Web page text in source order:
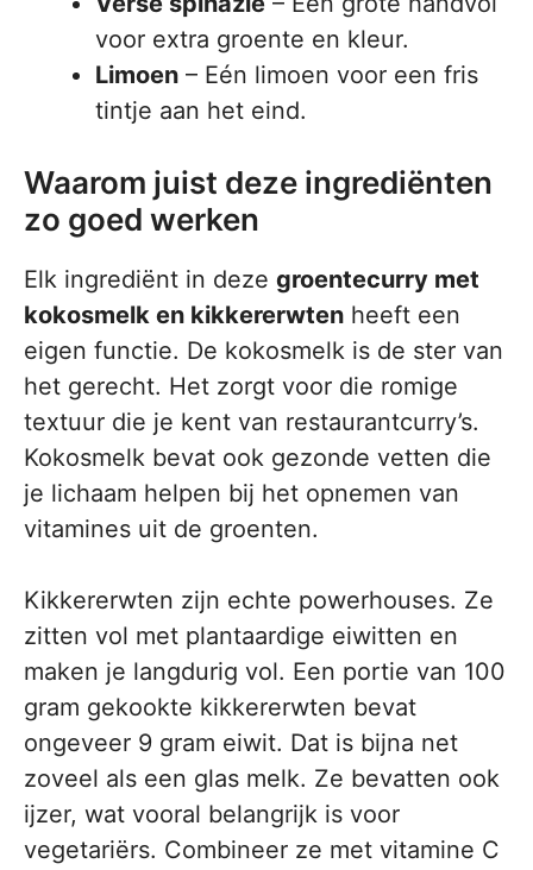
voor extra groente en kleur.
Limoen – Eén limoen voor een fris
tintje aan het eind.
Waarom juist deze ingrediënten
zo goed werken
Elk ingrediënt in deze groentecurry met
kokosmelk en kikkererwten heeft een
eigen functie. De kokosmelk is de ster van
het gerecht. Het zorgt voor die romige
textuur die je kent van restaurantcurry’s.
Kokosmelk bevat ook gezonde vetten die
je lichaam helpen bij het opnemen van
vitamines uit de groenten.
Kikkererwten zijn echte powerhouses. Ze
zitten vol met plantaardige eiwitten en
maken je langdurig vol. Een portie van 100
gram gekookte kikkererwten bevat
ongeveer 9 gram eiwit. Dat is bijna net
zoveel als een glas melk. Ze bevatten ook
ijzer, wat vooral belangrijk is voor
vegetariërs. Combineer ze met vitamine C